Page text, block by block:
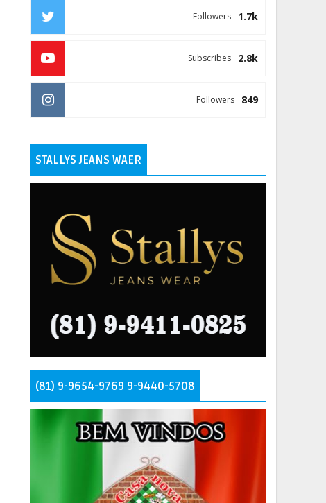
1.7k
Followers
2.8k
Subscribes
849
Followers
STALLYS JEANS WAER
(81) 9-9654-9769 9-9440-5708